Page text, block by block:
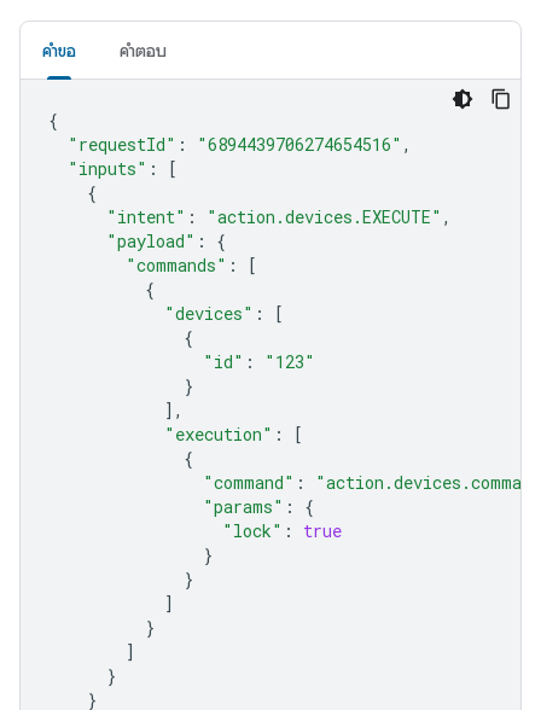
คำขอ คำตอบ
{
"requestId" : "6894439706274654516" ,
"inputs" :
[
{
"intent" : "action.devices.EXECUTE" ,
"payload" :
{
"commands" :
[
{
"devices" :
[
{
"id" :
"123"
}
],
"execution" :
[
{
"command" :
"params" :
{
"lock" :
true
}
}
]
}
]
}
}